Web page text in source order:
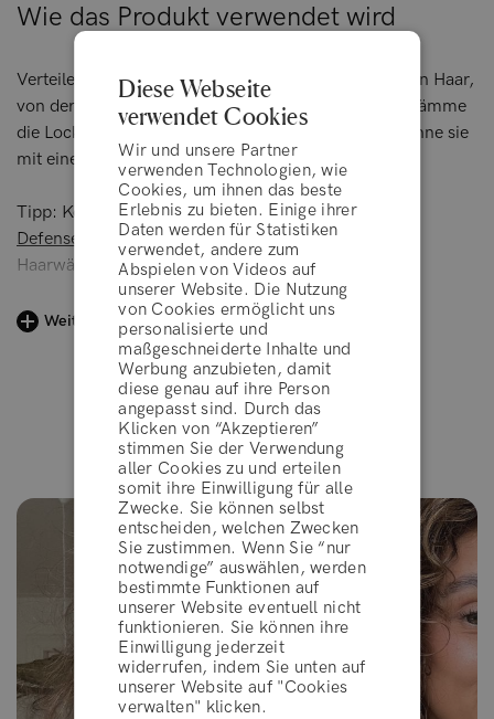
Wie das Produkt verwendet wird
Verteile die Lockencreme im feuchten oder trockenen Haar,
von der Mitte bis zu den Spitzen. Nicht ausspülen. Kämme
die Locken und lass sie an der Luft trocknen oder föhne sie
mit einem Föhn auf niedriger Stufe.
Tipp: Kombiniere die Lockencreme mit unserem
Defense Hair Mist, um deine Locken zwischen den
Haarwäschen zu erfrischen und mit Feuchtigkeit zu
Weiterlesen
Ergebnisse unserer Kunden
AGBs
ABLEHNEN
AKZEPTIEREN
Diese Webseite
verwendet Cookies
Wir und unsere Partner
verwenden Technologien, wie
Cookies, um ihnen das beste
Erlebnis zu bieten. Einige ihrer
Daten werden für Statistiken
verwendet, andere zum
Abspielen von Videos auf
unserer Website. Die Nutzung
von Cookies ermöglicht uns
personalisierte und
maßgeschneiderte Inhalte und
Werbung anzubieten, damit
diese genau auf ihre Person
angepasst sind. Durch das
Klicken von “Akzeptieren”
stimmen Sie der Verwendung
aller Cookies zu und erteilen
somit ihre Einwilligung für alle
Zwecke. Sie können selbst
entscheiden, welchen Zwecken
Sie zustimmen. Wenn Sie “nur
notwendige” auswählen, werden
bestimmte Funktionen auf
unserer Website eventuell nicht
funktionieren. Sie können ihre
Einwilligung jederzeit
widerrufen, indem Sie unten auf
unserer Website auf "Cookies
verwalten" klicken.